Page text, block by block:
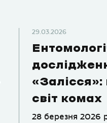
29.03.2026
світ комах
28 березня 2026